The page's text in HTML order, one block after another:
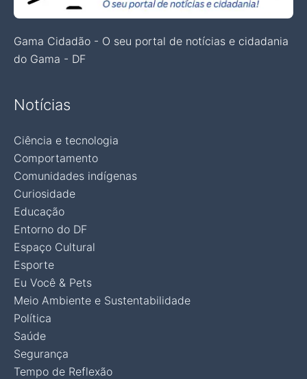
Gama Cidadão - O seu portal de notícias e cidadania
do Gama - DF
Notícias
Ciência e tecnologia
Comportamento
Comunidades indígenas
Curiosidade
Educação
Entorno do DF
Espaço Cultural
Esporte
Eu Você & Pets
Meio Ambiente e Sustentabilidade
Política
Saúde
Segurança
Tempo de Reflexão